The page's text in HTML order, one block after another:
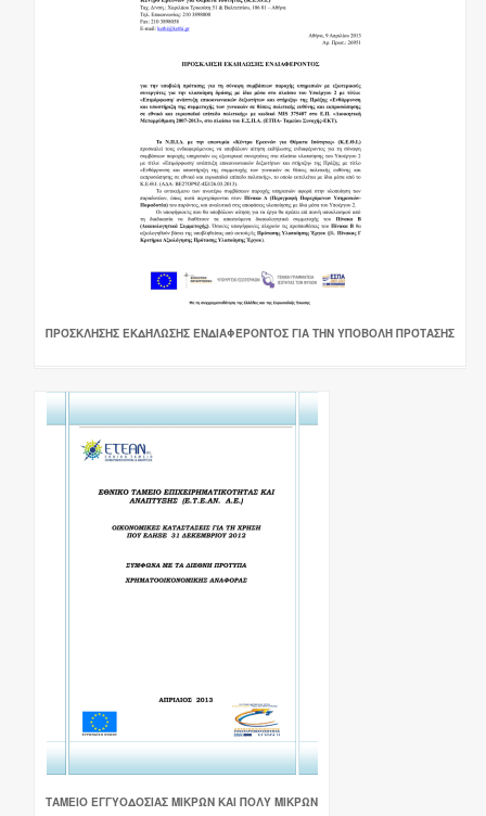
ΠΡΌΣΚΛΗΣΗΣ ΕΚΔΉΛΩΣΗΣ ΕΝΔΙΑΦΈΡΟΝΤΟΣ ΓΙΑ ΤΗΝ ΥΠΟΒΟΛΉ ΠΡΌΤΑΣΗΣ
ΤΑΜΕΙΟ ΕΓΓΥΟΔΟΣΙΑΣ ΜΙΚΡΩΝ ΚΑΙ ΠΟΛΥ ΜΙΚΡΩΝ